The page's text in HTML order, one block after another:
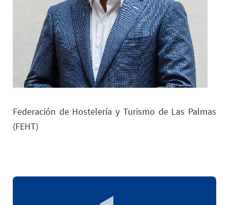
Federación de Hostelería y Turismo de Las Palmas
(FEHT)